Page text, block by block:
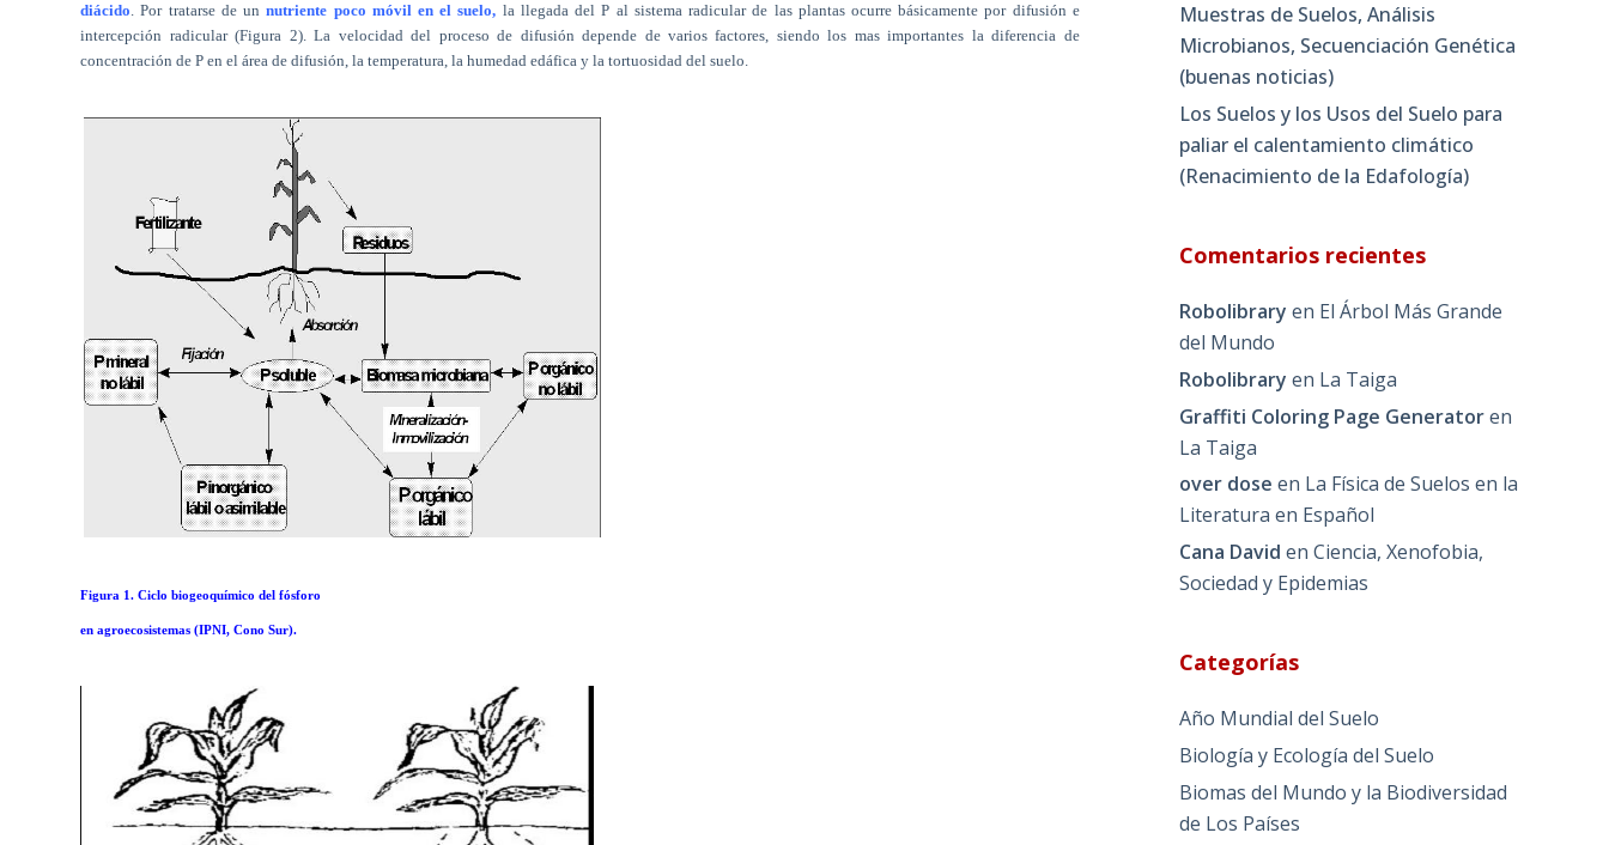
diácido. Por tratarse de unnutriente poco móvil en el suelo, la llegada del P al sistema radicular de las plantas ocurre básicamente por difusión e
intercepción radicular (Figura 2). La velocidad del proceso de difusión depende de varios factores, siendo los mas importantes la diferencia de
concentración de P en el área de difusión, la temperatura, la humedad edáfica y la tortuosidad del suelo.
Figura 1. Ciclo biogeoquímico del fósforo
en agroecosistemas (IPNI, Cono Sur).
Muestras de Suelos, Análisis
Microbianos, Secuenciación Genética
(buenas noticias)
Los Suelos y los Usos del Suelo para
paliar el calentamiento climático
(Renacimiento de la Edafología)
Comentarios recientes
Robolibrary en El Árbol Más Grande
del Mundo
Robolibrary en La Taiga
Graffiti Coloring Page Generatoren
La Taiga
over dose en La Física de Suelos en la
Literatura en Español
Cana David enCiencia, Xenofobia,
Sociedad y Epidemias
Categorías
Año Mundial del Suelo
Biología y Ecología del Suelo
Biomas del Mundo y la Biodiversidad
de Los Países